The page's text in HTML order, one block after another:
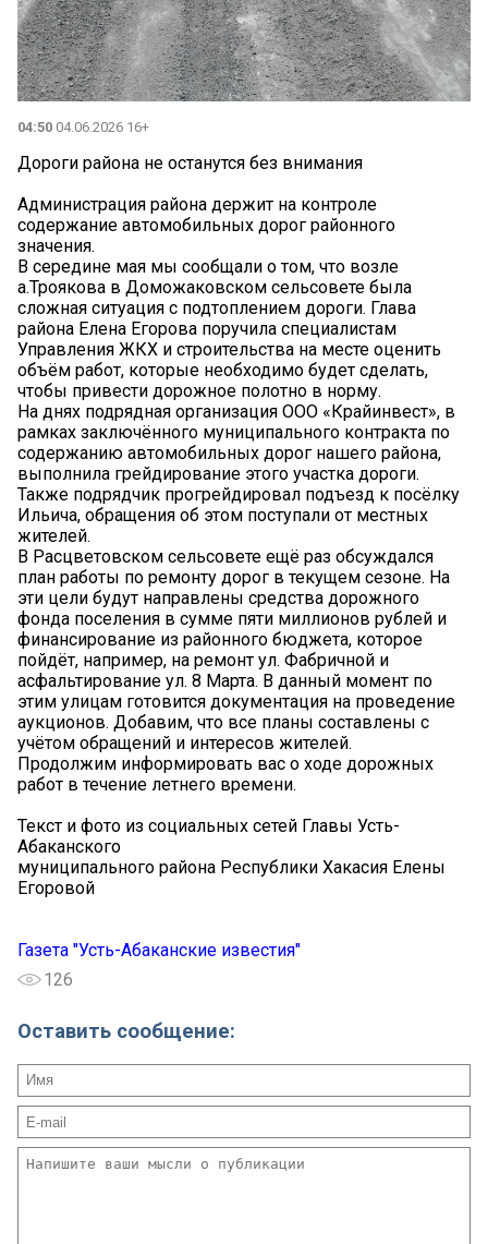
04:50 04.06.2026 16+
Дороги района не останутся без внимания
Администрация района держит на контроле
содержание автомобильных дорог районного
значения.
В середине мая мы сообщали о том, что возле
а.Троякова в Доможаковском сельсовете была
сложная ситуация с подтоплением дороги. Глава
района Елена Егорова поручила специалистам
Управления ЖКХ и строительства на месте оценить
объём работ, которые необходимо будет сделать,
чтобы привести дорожное полотно в норму.
На днях подрядная организация ООО «Крайинвест», в
рамках заключённого муниципального контракта по
содержанию автомобильных дорог нашего района,
выполнила грейдирование этого участка дороги.
Также подрядчик прогрейдировал подъезд к посёлку
Ильича, обращения об этом поступали от местных
жителей.
В Расцветовском сельсовете ещё раз обсуждался
план работы по ремонту дорог в текущем сезоне. На
эти цели будут направлены средства дорожного
фонда поселения в сумме пяти миллионов рублей и
финансирование из районного бюджета, которое
пойдёт, например, на ремонт ул. Фабричной и
асфальтирование ул. 8 Марта. В данный момент по
этим улицам готовится документация на проведение
аукционов. Добавим, что все планы составлены с
учётом обращений и интересов жителей.
Продолжим информировать вас о ходе дорожных
работ в течение летнего времени.
Текст и фото из социальных сетей Главы Усть-
Абаканского
муниципального района Республики Хакасия Елены
Егоровой
Газета "Усть-Абаканские известия"
126
Оставить сообщение: